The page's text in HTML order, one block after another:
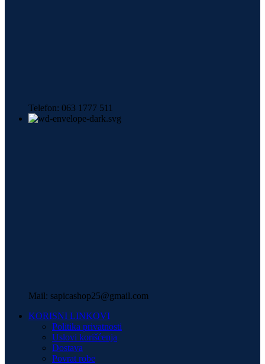
Telefon: 063 1777 511
Mail: sapicashop25@gmail.com
KORISNI LINKOVI
Politika privatnosti
Uslovi korišćenja
Dostava
Povrat robe